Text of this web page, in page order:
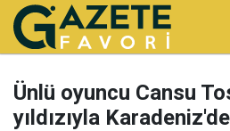
Ünlü oyuncu Cansu
yıldızıyla